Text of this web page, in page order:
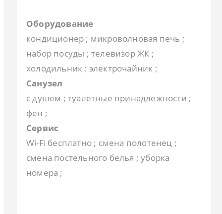
Оборудование
кондиционер ; микроволновая печь ;
набор посуды ; телевизор ЖК ;
холодильник ; электрочайник ;
Санузел
с душем ; туалетные принадлежности ;
фен ;
Сервис
Wi-Fi бесплатно ; смена полотенец ;
смена постельного белья ; уборка
номера ;